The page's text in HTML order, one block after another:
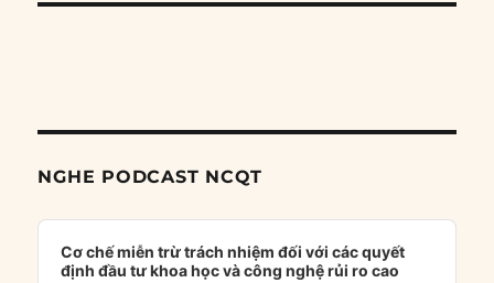
NGHE PODCAST NCQT
Audio
Player
Cơ chế miễn trừ trách nhiệm đối với các quyết
định đầu tư khoa học và công nghệ rủi ro cao